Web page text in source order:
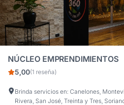
NÚCLEO EMPRENDIMIENTOS
5,00(1 reseña)
Brinda servicios en: Canelones,
Rivera, San José, Treinta y Tres,